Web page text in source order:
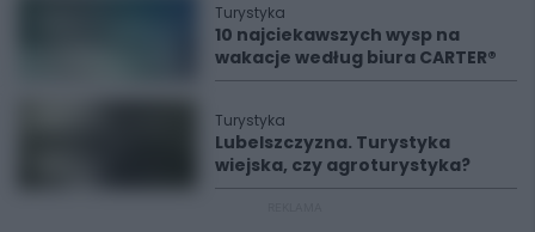
Turystyka
10 najciekawszych wysp na
wakacje według biura CARTER®
Turystyka
Lubelszczyzna. Turystyka
wiejska, czy agroturystyka?